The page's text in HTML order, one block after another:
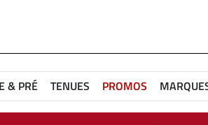
& PRÉ TENUES PROMOS